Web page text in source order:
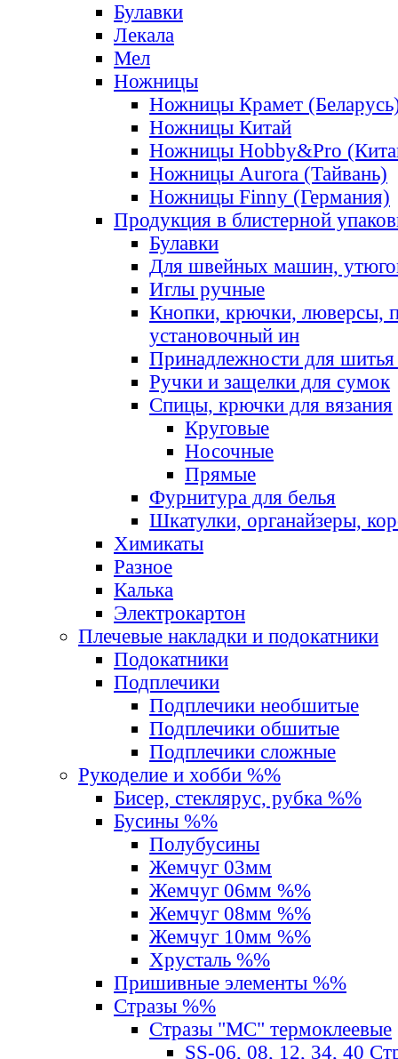
Булавки
Лекала
Мел
Ножницы
Ножницы Крамет
Ножницы Китай
Ножницы Hobby&Pro
Ножницы Aurora (Тайвань)
Ножницы Finny (Германия)
Продукция в блистерной
Булавки
Для швейных машин,
Иглы ручные
Кнопки, крючки, люверсы,
установочный ин
Принадлежности для шитья
Ручки и защелки для сумок
Спицы, крючки для вязания
Круговые
Носочные
Прямые
Фурнитура для белья
Шкатулки, органайзеры,
Химикаты
Разное
Калька
Электрокартон
Плечевые накладки и подокатники
Подокатники
Подплечики
Подплечики необшитые
Подплечики обшитые
Подплечики сложные
Рукоделие и хобби %%
Бисер, стеклярус, рубка %%
Бусины %%
Полубусины
Жемчуг 03мм
Жемчуг 06мм %%
Жемчуг 08мм %%
Жемчуг 10мм %%
Хрусталь %%
Пришивные элементы %%
Стразы %%
Стразы "MС" термоклеевые
SS-06, 08, 12, 34, 40